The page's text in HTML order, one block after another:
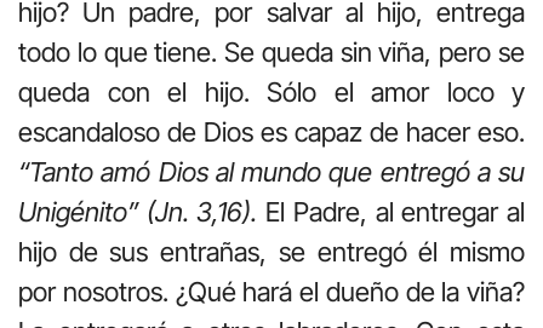
hijo? Un padre, por salvar al hijo, entrega
todo lo que tiene. Se queda sin viña, pero se
queda con el hijo. Sólo el amor loco y
escandaloso de Dios es capaz de hacer eso.
“Tanto amó Dios al mundo que entregó a su
Unigénito” (Jn. 3,16). El Padre, al entregar al
hijo de sus entrañas, se entregó él mismo
por nosotros. ¿Qué hará el dueño de la viña?